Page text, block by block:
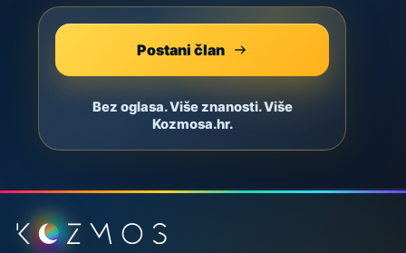
Postani član
Bez oglasa. Više znanosti. Više
Kozmosa.hr.
Podnožje stranice